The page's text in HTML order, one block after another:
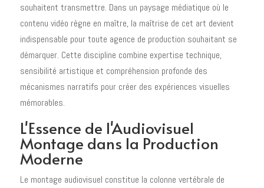
souhaitent transmettre. Dans un paysage médiatique où le
contenu vidéo règne en maître, la maîtrise de cet art devient
indispensable pour toute agence de production souhaitant se
démarquer. Cette discipline combine expertise technique,
sensibilité artistique et compréhension profonde des
mécanismes narratifs pour créer des expériences visuelles
mémorables.
L'Essence de l'Audiovisuel
Montage dans la Production
Moderne
Le montage audiovisuel constitue la colonne vertébrale de